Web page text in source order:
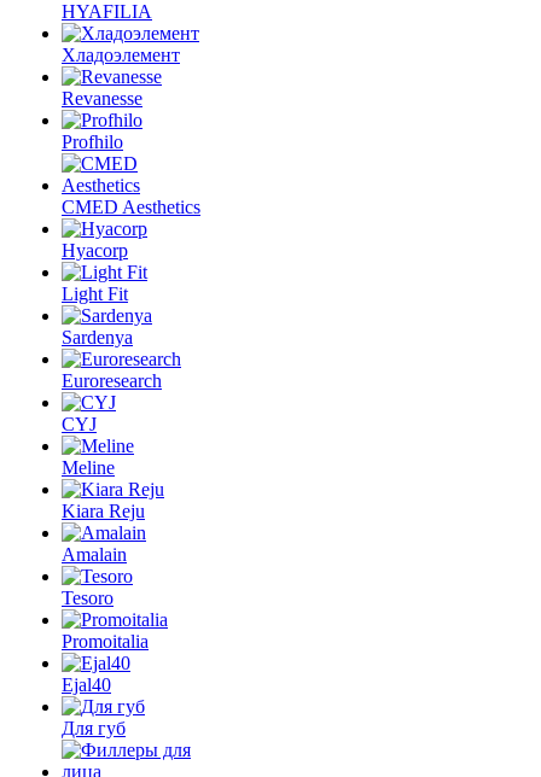
HYAFILIA
Хладоэлемент
Revanesse
Profhilo
CMED Aesthetics
Hyacorp
Light Fit
Sardenya
Euroresearch
CYJ
Meline
Kiara Reju
Amalain
Tesoro
Promoitalia
Ejal40
Для губ